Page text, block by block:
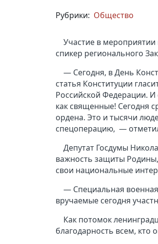
Рубрики: Общество
Участие в мероприятии
спикер регионального
— Сегодня, в День
статья Конституции
Российской Федерации. И
как священные! Сегодня
ордена. Это и тысячи
спецоперацию, —
Депутат Госдумы
важность защиты
свои национальные
— Специальная
вручаемые сегодня
Как потомок
благодарность всем, кто